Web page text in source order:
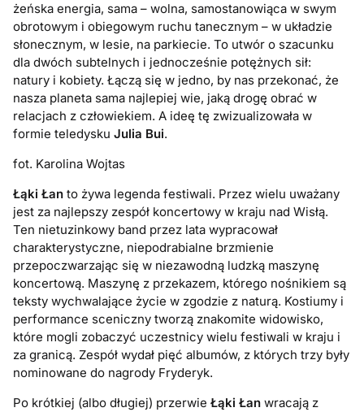
żeńska energia, sama – wolna, samostanowiąca w swym
obrotowym i obiegowym ruchu tanecznym – w układzie
słonecznym, w lesie, na parkiecie. To utwór o szacunku
dla dwóch subtelnych i jednocześnie potężnych sił:
natury i kobiety. Łączą się w jedno, by nas przekonać, że
nasza planeta sama najlepiej wie, jaką drogę obrać w
relacjach z człowiekiem. A ideę tę zwizualizowała w
formie teledyskuJulia Bui.
fot. Karolina Wojtas
Łąki Łan to żywa legenda festiwali. Przez wielu uważany
jest za najlepszy zespół koncertowy w kraju nad Wisłą.
Ten nietuzinkowy band przez lata wypracował
charakterystyczne, niepodrabialne brzmienie
przepoczwarzając się w niezawodną ludzką maszynę
koncertową. Maszynę z przekazem, którego nośnikiem są
teksty wychwalające życie w zgodzie z naturą. Kostiumy i
performance sceniczny tworzą znakomite widowisko,
które mogli zobaczyć uczestnicy wielu festiwali w kraju i
za granicą. Zespół wydał pięć albumów, z których trzy były
nominowane do nagrody Fryderyk.
Po krótkiej (albo długiej) przerwieŁąki Łan wracają z